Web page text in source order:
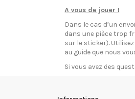
A vous de jouer !
Dans le cas d’un
dans une pièce trop
sur le sticker).
au guide que nous
Si vous avez des